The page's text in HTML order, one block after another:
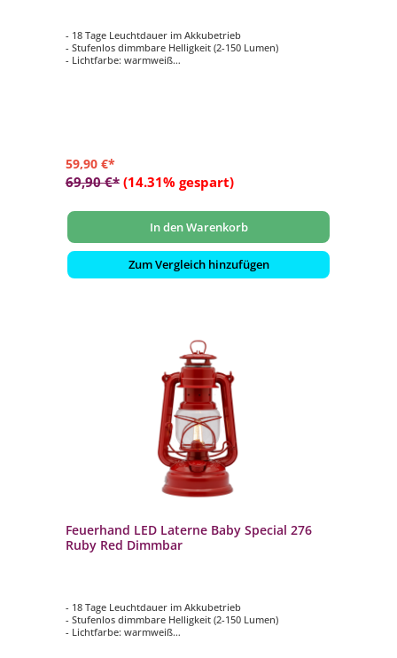
- 18 Tage Leuchtdauer im Akkubetrieb
- Stufenlos dimmbare Helligkeit (2-150 Lumen)
- Lichtfarbe: warmweiß
59,90 €*
69,90 €* (14.31% gespart)
In den Warenkorb
Zum Vergleich hinzufügen
Feuerhand LED Laterne Baby Special 276
Ruby Red Dimmbar
- 18 Tage Leuchtdauer im Akkubetrieb
- Stufenlos dimmbare Helligkeit (2-150 Lumen)
- Lichtfarbe: warmweiß